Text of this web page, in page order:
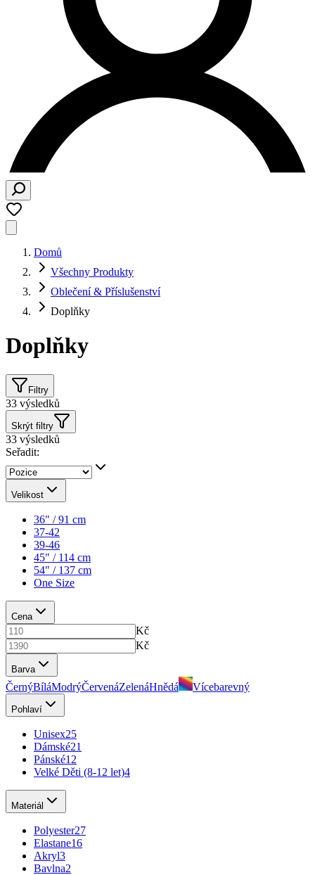
Domů
Všechny Produkty
Oblečení & Příslušenství
Doplňky
Doplňky
Filtry
33 výsledků
Skrýt filtry
33 výsledků
Seřadit:
Velikost
36" / 91 cm
37-42
39-46
45" / 114 cm
54" / 137 cm
One Size
Cena
Kč
Kč
Barva
ČernýBíláModrýČervenáZelenáHnědá Vícebarevný
Pohlaví
Unisex25
Dámské21
Pánské12
Velké Děti (8-12 let)4
Materiál
Polyester27
Elastane16
Akryl3
Bavlna2